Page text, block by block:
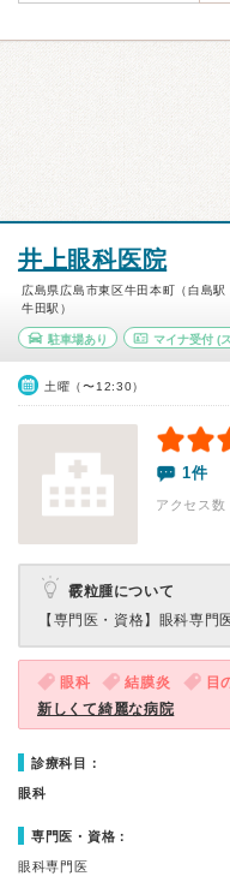
井上眼科医院
広島県広島市東区牛田本町（白島
牛田駅）
駐車場あり マイナ受付(
土曜（〜12:30）
1件
アクセス
霰粒腫について
【専門医・資格】 眼科専門
眼科 結膜炎 目
新しくて綺麗な病院
診療科目：
眼科
専門医・資格：
眼科専門医